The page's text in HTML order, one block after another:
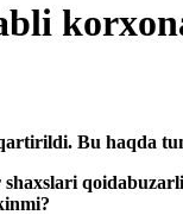
. Bu haqda